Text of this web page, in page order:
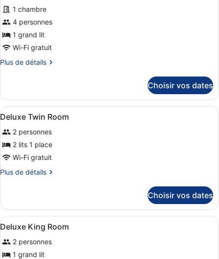
pour
ce
type
de
chambre :
Suite
1 chambre
4 personnes
1 grand lit
Wi-Fi gratuit
Plus de détails
Plus
le
type
de
Suite
Exécutive
Choisir vos dates
Afficher
toutes
les
photos
pour
ce
type
chambre :
Deluxe
Twin
Minibar, coffres-forts dans les
6
Deluxe Twin Room
2 personnes
2 lits 1 place
Wi-Fi gratuit
Plus de détails
Plus
le
type
de
Deluxe
Twin
Choisir vos dates
Afficher
toutes
les
photos
Minibar, coffres-forts dans les
9
Deluxe King Room
2 personnes
1 grand lit